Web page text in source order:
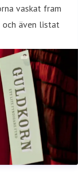
vaskat fram
och även listat